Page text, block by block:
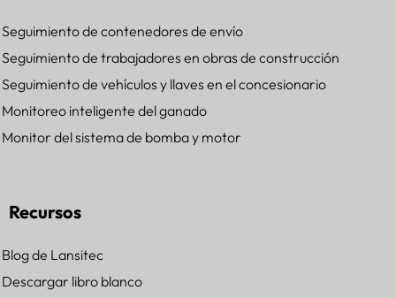
Seguimiento de contenedores de envío
Seguimiento de trabajadores en obras de construcción
Seguimiento de vehículos y llaves en el concesionario
Monitoreo inteligente del ganado
Monitor del sistema de bomba y motor
Recursos
Blog de Lansitec
Descargar libro blanco